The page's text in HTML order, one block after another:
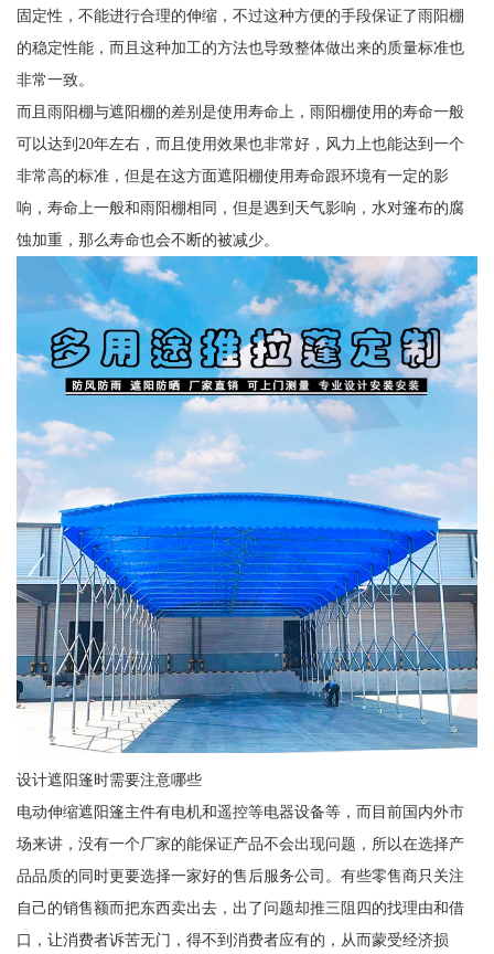
固定性，不能进行合理的伸缩，不过这种方便的手段保证了雨阳棚
的稳定性能，而且这种加工的方法也导致整体做出来的质量标准也
非常一致。
而且雨阳棚与遮阳棚的差别是使用寿命上，雨阳棚使用的寿命一般
可以达到20年左右，而且使用效果也非常好，风力上也能达到一个
非常高的标准，但是在这方面遮阳棚使用寿命跟环境有一定的影
响，寿命上一般和雨阳棚相同，但是遇到天气影响，水对篷布的腐
蚀加重，那么寿命也会不断的被减少。
设计遮阳篷时需要注意哪些
电动伸缩遮阳篷主件有电机和遥控等电器设备等，而目前国内外市
场来讲，没有一个厂家的能保证产品不会出现问题，所以在选择产
品品质的同时更要选择一家好的售后服务公司。有些零售商只关注
自己的销售额而把东西卖出去，出了问题却推三阻四的找理由和借
口，让消费者诉苦无门，得不到消费者应有的，从而蒙受经济损